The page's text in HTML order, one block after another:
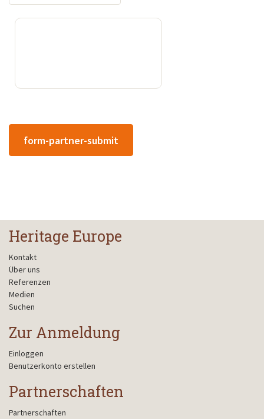
form-partner-submit
Heritage Europe
Kontakt
Über uns
Referenzen
Medien
Suchen
Zur Anmeldung
Einloggen
Benutzerkonto erstellen
Partnerschaften
Partnerschaften